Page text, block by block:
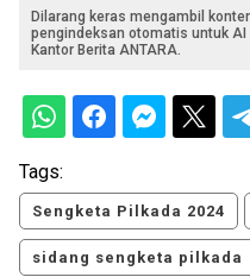
Dilarang keras mengambil
pengindeksan otomatis untuk
Kantor Berita ANTARA.
Tags:
Sengketa Pilkada 2024
sidang sengketa pilkada